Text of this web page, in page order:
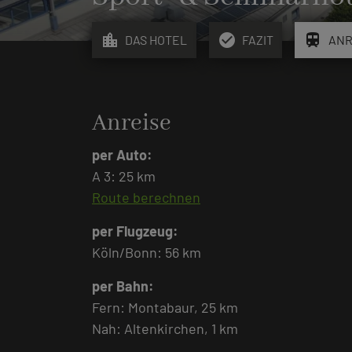
location_city DAS HOTEL check_circle FAZIT train
Anreise
per Auto:
A 3: 25 km
Route berechnen
per Flugzeug:
Köln/Bonn: 56 km
per Bahn:
Fern: Montabaur, 25 km
Nah: Altenkirchen, 1 km